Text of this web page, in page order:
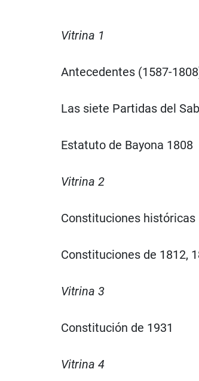
Vitrina 1
Antecedentes (1587-
Las siete Partidas del
Estatuto de Bayona 1808
Vitrina 2
Constituciones históricas
Constituciones de 1812,
Vitrina 3
Constitución de 1931
Vitrina 4